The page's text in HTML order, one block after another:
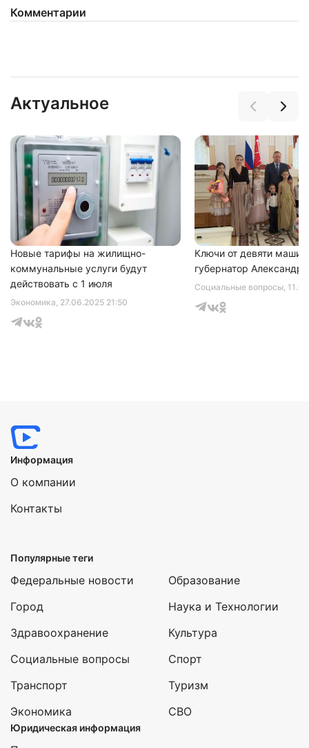
Комментарии
Актуальное
Экономика, 27.06.2025 21:50
Новые тарифы на жилищно-
коммунальные услуги будут
действовать с 1 июля
Социальные вопросы,
Ключи от девяти машин
губернатор Александр
Нажимая на кнопку "Отправить" вы
соглашаетесь с политикой конфиденциальности
Информация
О компании
Контакты
Популярные теги
Федеральные новости
Город
Здравоохранение
Социальные вопросы
Транспорт
Экономика
Образование
Наука и Технологии
Культура
Спорт
Туризм
СВО
Юридическая информация